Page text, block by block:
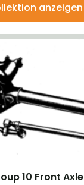
anzeigen
10 Front Axle